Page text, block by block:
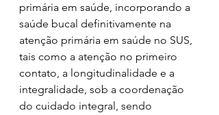
primária em saúde, incorporando a
saúde bucal definitivamente na
atenção primária em saúde no SUS,
tais como a atenção no primeiro
contato, a longitudinalidade e a
integralidade, sob a coordenação
do cuidado integral, sendo